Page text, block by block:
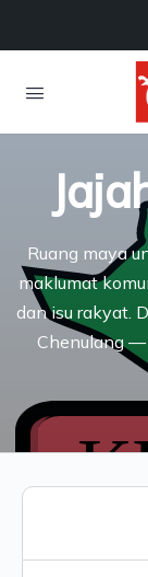
Ruang maya
maklumat
dan isu rakyat.
Chenulang —